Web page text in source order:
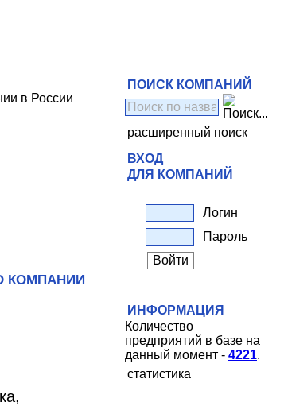
КОМПАНИИ
ПОИСК КОМПАНИЙ
расширенный поиск
ВХОД
ДЛЯ КОМПАНИЙ
Логин
Пароль
ИНФОРМАЦИЯ
Количество
предприятий в базе на
данный момент - 4221.
статистика